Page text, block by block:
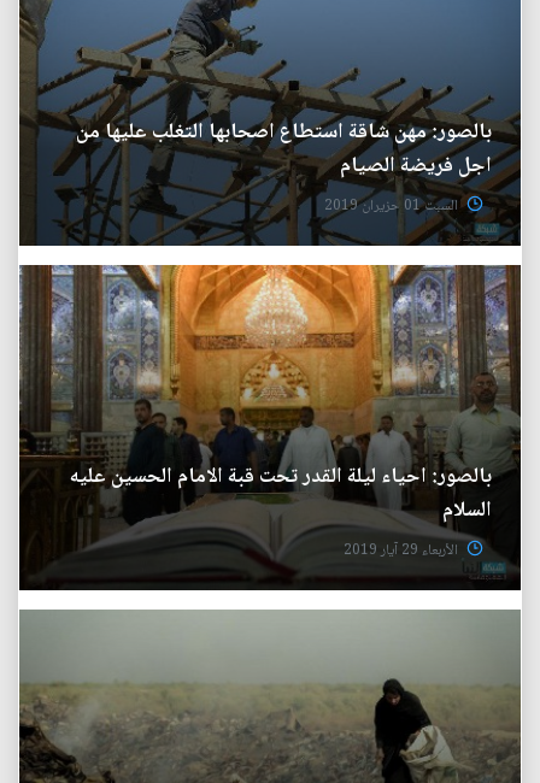
بالصور: مهن شاقة استطاع اصحابها التغلب عليها من
اجل فريضة الصيام
السبت 01 حزيران 2019
بالصور: احياء ليلة القدر تحت قبة الامام الحسين عليه
السلام
الأربعاء 29 آيار 2019